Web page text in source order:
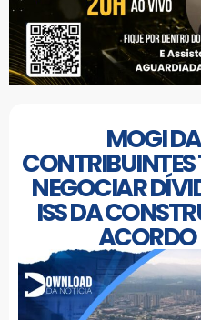
MOGI
NEGOCIAR
ISS DA